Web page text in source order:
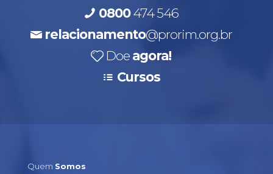
0800474 546
relacionamento@prorim.org.br
Doe agora!
Cursos
Quem Somos